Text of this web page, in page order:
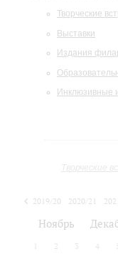
Творческие
Выставки
Издания
Инклюзивные
Творческие
2019/20 2020/21
Ноябрь
2 3 4